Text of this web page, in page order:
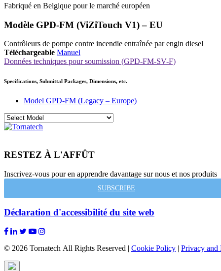
Fabriqué en Belgique pour le marché européen
Modèle GPD-FM (ViZiTouch V1) – EU
Contrôleurs de pompe contre incendie entraînée par engin diesel
Téléchargeable Manuel
Données techniques pour soumission (GPD-FM-SV-F)
Specifications, Submittal Packages, Dimensions, etc.
Model GPD-FM (Legacy – Europe)
RESTEZ À L'AFFÛT
Inscrivez-vous pour en apprendre davantage sur nous et nos produits
SUBSCRIBE
Déclaration d'accessibilité du site web
© 2026 Tornatech All Rights Reserved | Cookie Policy | Privacy and